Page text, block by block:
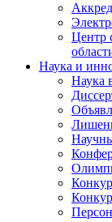
Центр
Наука и
Наука